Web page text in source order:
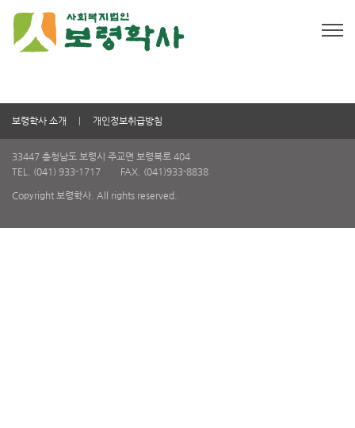
보령학사 소개 개인정보취급방침
33447 충청남도 보령시 주교면 보령북로 404
TEL. (041) 933-1717
FAX. (041)933-8838
Copyright 보령학사. All rights reserved.